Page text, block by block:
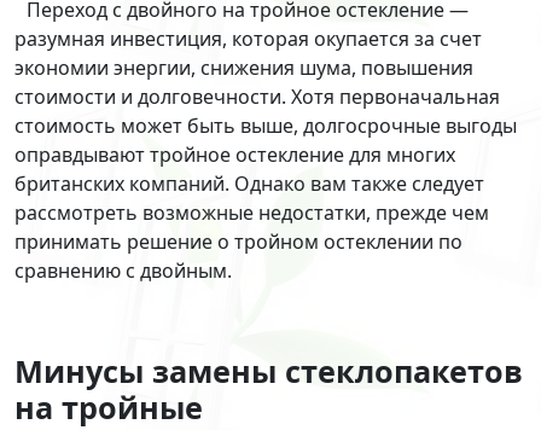
Переход с двойного на тройное остекление —
разумная инвестиция, которая окупается за счет
экономии энергии, снижения шума, повышения
стоимости и долговечности. Хотя первоначальная
стоимость может быть выше, долгосрочные выгоды
оправдывают тройное остекление для многих
британских компаний. Однако вам также следует
рассмотреть возможные недостатки, прежде чем
принимать решение о тройном остеклении по
сравнению с двойным.
Минусы замены стеклопакетов
на тройные